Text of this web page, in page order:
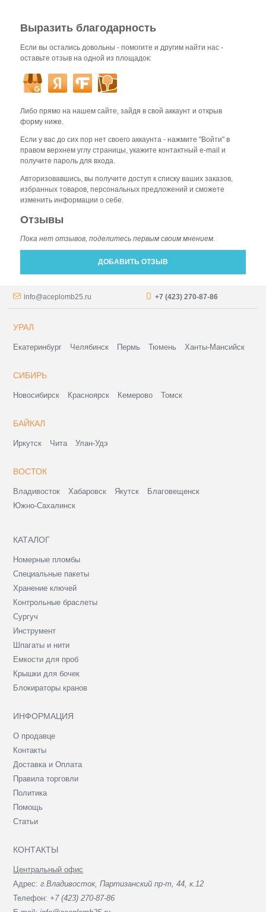
Выразить благодарность
Если вы остались довольны - помогите и другим найти нас -
оставьте отзыв на одной из площадок:
Либо прямо на нашем сайте, зайдя в свой аккаунт и открыв
форму ниже.
Если у вас до сих пор нет своего аккаунта - нажмите "Войти" в
правом верхнем углу страницы, укажите контактный e-mail и
получите пароль для входа.
Авторизовавшись, вы получите доступ к списку ваших заказов,
избранных товаров, персональных предложений и сможете
изменить информации о себе.
Отзывы
Пока нет отзывов, поделитесь первым своим мнением.
ДОБАВИТЬ ОТЗЫВ
info@aceplomb25.ru +7 (423) 270-87-86
УРАЛ
Екатеринбург Челябинск Пермь Тюмень Ханты-Мансийск
СИБИРЬ
Новосибирск Красноярск Кемерово Томск
БАЙКАЛ
Иркутск Чита Улан-Удэ
ВОСТОК
Владивосток Хабаровск Якутск
Благовещенск
Южно-Сахалинск
КАТАЛОГ
Номерные пломбы
Специальные пакеты
Хранение ключей
Контрольные браслеты
Сургуч
Инструмент
Шпагаты и нити
Емкости для проб
Крышки для бочек
Блокираторы кранов
ИНФОРМАЦИЯ
О продавце
Контакты
Доставка и Оплата
Правила торговли
Политика
Помощь
Статьи
КОНТАКТЫ
Центральный офис
Адрес:г.Владивосток, Партизанский пр-т, 44, к.12
Телефон: +7 (423) 270-87-86